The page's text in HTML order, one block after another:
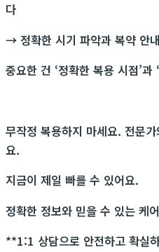
다
→ 정확한 시기 파악과 복약 안
중요한 건 ‘정확한 복용 시점’과
무작정 복용하지 마세요. 전문
요.
지금이 제일 빠를 수 있어요.
정확한 정보와 믿을 수 있는 케
**1:1 상담으로 안전하고 확실